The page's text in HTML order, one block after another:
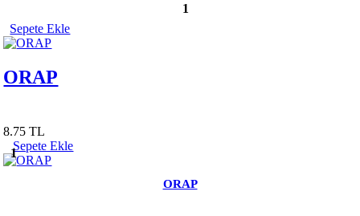
1
Sepete Ekle
ORAP
8.75 TL
1
Sepete Ekle
ORAP